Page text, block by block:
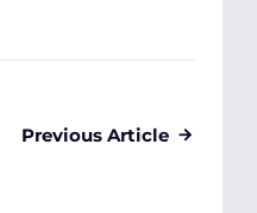
Previous Article